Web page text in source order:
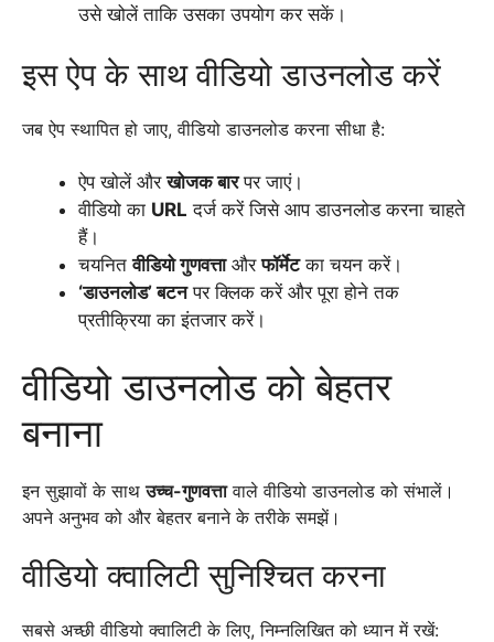
उसे खोलें ताकि उसका उपयोग कर सकें।
इस ऐप के साथ वीडियो डाउनलोड करें
जब ऐप स्थापित हो जाए, वीडियो डाउनलोड करना सीधा है:
ऐप खोलें औरखोजक बारपर जाएं।
वीडियो का URL दर्ज करें जिसे आप डाउनलोड करना चाहते
हैं।
चयनितवीडियो गुणवत्ताऔरफॉर्मेटका चयन करें।
‘डाउनलोड’ बटनपर क्लिक करें और पूरा होने तक
प्रतीक्रिया का इंतजार करें।
वीडियो डाउनलोड को बेहतर
बनाना
इन सुझावों के साथउच्च-गुणवत्तावाले वीडियो डाउनलोड को संभालें।
अपने अनुभव को और बेहतर बनाने के तरीके समझें।
वीडियो क्वालिटी सुनिश्चित करना
सबसे अच्छी वीडियो क्वालिटी के लिए, निम्नलिखित को ध्यान में रखें: